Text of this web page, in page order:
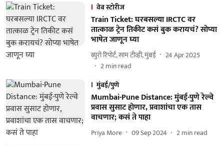
वेब स्टोरीज
Train Ticket: घरबसल्या IRCTC वर
तात्काळ ट्रेन तिकीट कसं बुक करायचं? सोप्या
भाषेत जाणून घ्या
ब्युरो रिपोर्ट, साम टीव्ही, मुंबई
24 Apr 2025
2min read
मुंबई/पुणे
Mumbai-Pune Distance: मुंबई-पुणे रेल्वे
प्रवास सुसाट होणार, प्रवाशांचा एक तास
वाचणार; कसं ते पाहा
Priya More 09 Sep 2024 2min read